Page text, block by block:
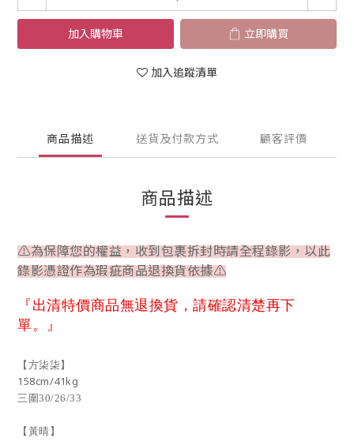
加入購物車 立即購買
加入追蹤清單
商品描述 送貨及付款方式 顧客評價
商品描述
⚠為保障您的權益，收到包裹拆封時請全程錄影，以此
錄影憑證作為瑕疵商品退換貨依據⚠
『出清特價商品無退換貨，請確認清楚再下
單。』
【方柒柒】
158cm/41kg
三圍30/26/33
【黃晴】